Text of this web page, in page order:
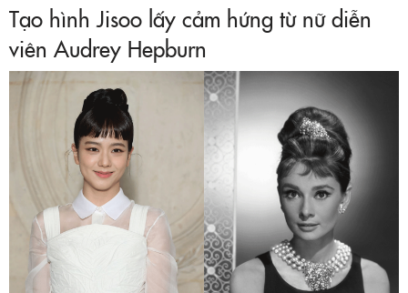
Tạo hình Jisoo lấy cảm hứng từ nữ diễn
viên Audrey Hepburn